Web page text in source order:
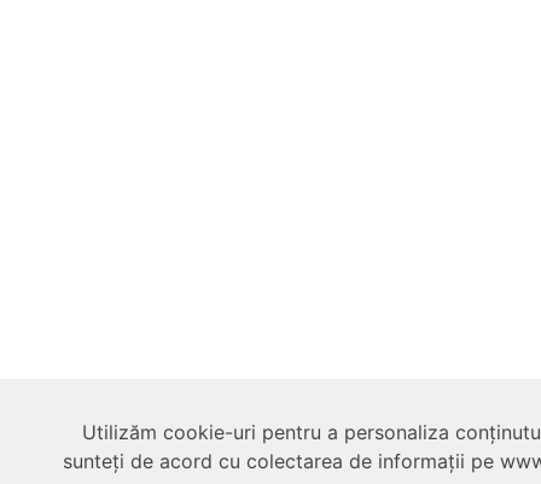
Utilizăm cookie-uri pentru a personaliza
sunteți de acord cu colectarea de informații pe